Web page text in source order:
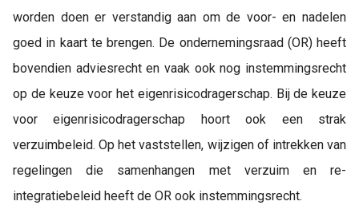
worden doen er verstandig aan om de voor- en nadelen
goed in kaart te brengen. De ondernemingsraad (OR) heeft
bovendien adviesrecht en vaak ook nog instemmingsrecht
op de keuze voor het eigenrisicodragerschap. Bij de keuze
voor eigenrisicodragerschap hoort ook een strak
verzuimbeleid. Op het vaststellen, wijzigen of intrekken van
regelingen die samenhangen met verzuim en re-
integratiebeleid heeft de OR ook instemmingsrecht.